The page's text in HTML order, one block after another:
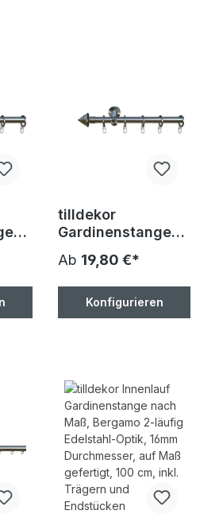
tilldekor
Gardinenstange
Optik, 16 mm
Durchmesser, auf
Maß 100-400cm
inkl. Trägern,
Ab 19,80 €*
Konfigurieren